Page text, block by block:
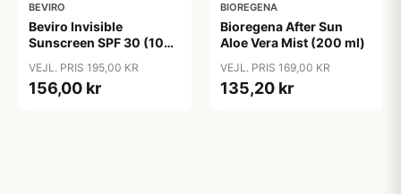
BEVIRO
Beviro Invisible
Sunscreen SPF 30 (100
VEJL. PRIS 195,00 KR
156,00 kr
BIOREGENA
Bioregena After Sun
Aloe Vera Mist (200 ml)
VEJL. PRIS 169,00 KR
135,20 kr